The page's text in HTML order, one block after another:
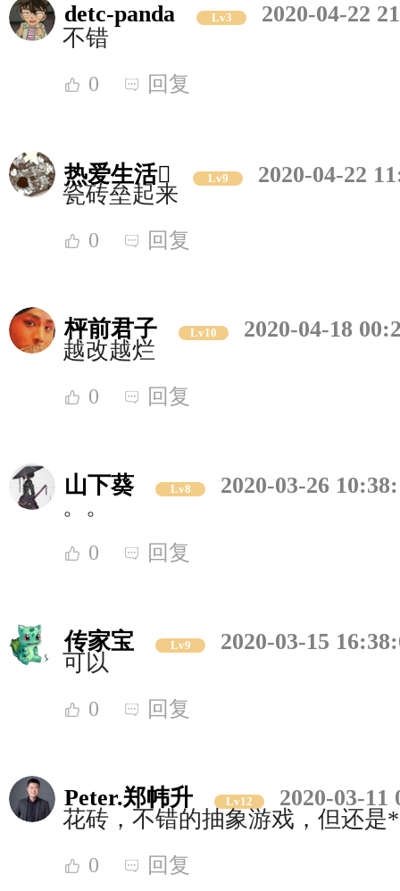
detc-panda Lv3
2020-04-22
不错
0 回复
热爱生活 Lv9 2020-04-22
瓷砖垒起来
0 回复
枰前君子 Lv10
2020-04-18
越改越烂
0 回复
山下葵 Lv8
2020-03-26
。。
0 回复
传家宝 Lv9
2020-03-15
可以
0 回复
Peter.郑帏升 Lv12
2020-03-11
花砖，不错的抽象游戏，但还
0 回复